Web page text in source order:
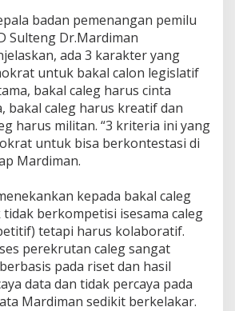
G
L
I
N
E
"
D
E
M
O
K
A
T
M
E
R
A
K
Y
badan pemenangan pemilu
Sulteng Dr.Mardiman
ada 3 karakter yang
untuk bakal calon legislatif
bakal caleg harus cinta
bakal caleg harus kreatif dan
harus militan. “3 kriteria ini yang
untuk bisa berkontestasi di
Mardiman.
kepada bakal caleg
berkompetisi isesama caleg
tetapi harus kolaboratif.
perekrutan caleg sangat
pada riset dan hasil
data dan tidak percaya pada
Mardiman sedikit berkelakar.